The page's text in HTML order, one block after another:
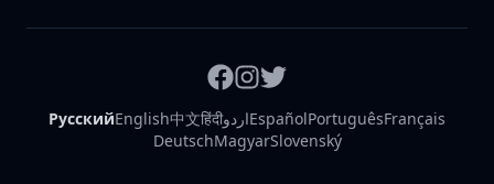
РусскийEnglish中文हिंदीاردوEspañolPortuguêsFrançais
DeutschMagyarSlovenský